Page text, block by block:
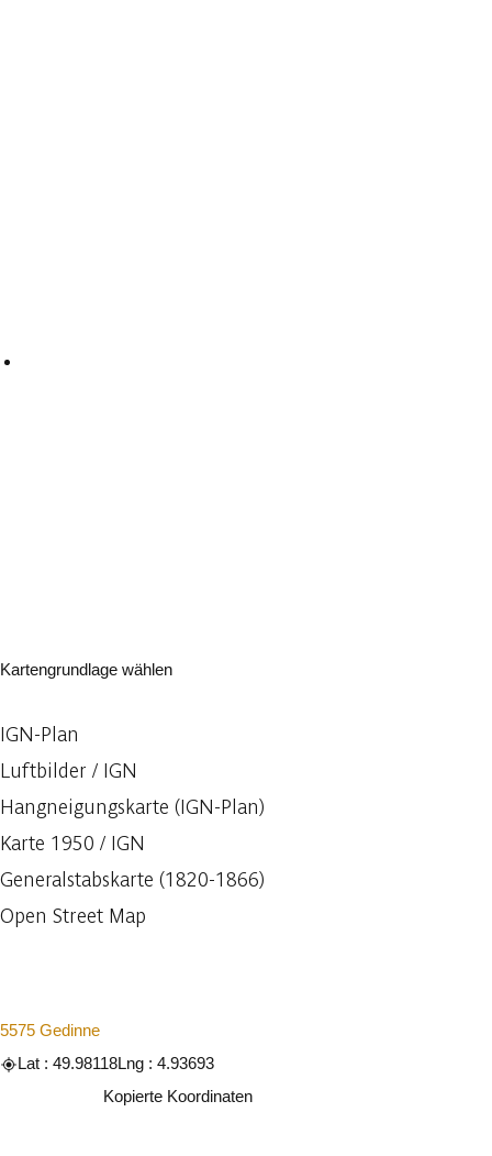
Kartengrundlage wählen
IGN-Plan
Luftbilder / IGN
Hangneigungskarte (IGN-Plan)
Karte 1950 / IGN
Generalstabskarte (1820-1866)
Open Street Map
5575 Gedinne
Lat : 49.98118Lng : 4.93693
Kopierte Koordinaten